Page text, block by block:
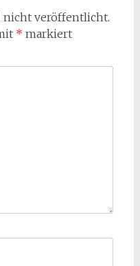
nicht veröffentlicht.
* markiert